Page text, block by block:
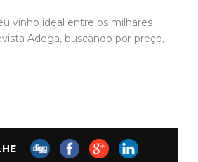
vinho ideal entre os milhares
Adega, buscando por preço,